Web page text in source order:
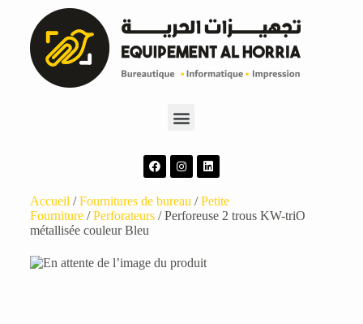
Accueil /Fournitures de bureau /Petite
Fourniture/Perforateurs/ Perforeuse 2 trous KW-triO
métallisée couleur Bleu